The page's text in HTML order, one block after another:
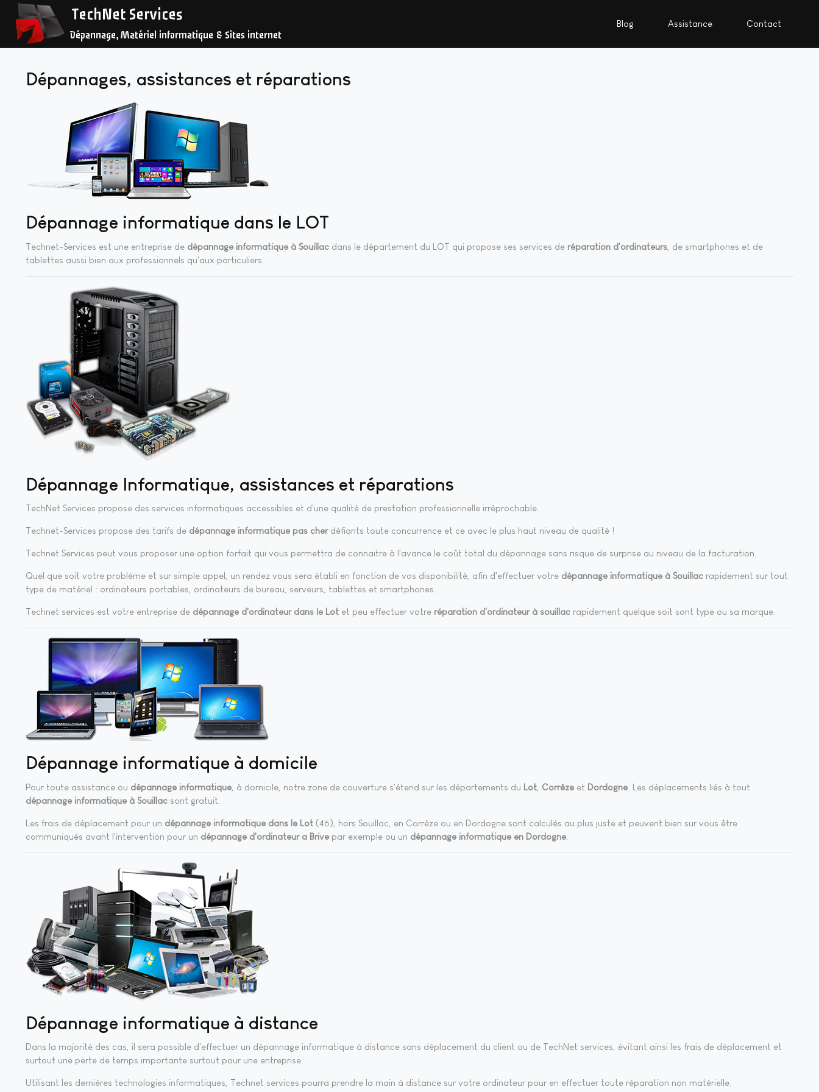
TechNet Services
Dépannage, Matériel informatique & Sites internet
Blog Assistance Contact
Dépannages, assistances et réparations
Dépannage informatique dans le LOT
Technet-Services est une entreprise de dépannage informatique à Souillac dans le département du LOT qui propose ses services de réparation d'ordinateurs , de smartphones et de
tablettes aussi bien aux professionnels qu'aux particuliers.
Dépannage Informatique, assistances et réparations
TechNet Services propose des services informatiques accessibles et d'une qualité de prestation professionnelle irréprochable.
Technet-Services propose des tarifs de dépannage informatique pas cherdéfiants toute concurrence et ce avec le plus haut niveau de qualité !
Technet Services peut vous proposer une option forfait qui vous permettra de connaitre à l'avance le coût total du dépannage sans risque de surprise au niveau de la facturation.
Quel que soit votre problème et sur simple appel, un rendez vous sera établi en fonction de vos disponibilité, afin d'effectuer votre dépannage informatique à Souillac rapidement sur tout
type de matériel : ordinateurs portables, ordinateurs de bureau, serveurs, tablettes et smartphones.
Technet services est votre entreprise de dépannage d'ordinateur dans le Lot et peu effectuer votre réparation d'ordinateur à souillac rapidement quelque soit sont type ou sa marque.
Dépannage informatique à domicile
Pour toute assistance ou dépannage informatique , à domicile, notre zone de couverture s'étend sur les départements du Lot Corrèze et Dordogne . Les déplacements liés à tout
dépannage informatique à Souillac sont gratuit.
Les frais de déplacement pour un dépannage informatique dans le Lot (46), hors Souillac, en Corrèze ou en Dordogne sont calculés au plus juste et peuvent bien sur vous être
communiqués avant l'intervention pour un dépannage d'ordinateur a Brive par exemple ou un dépannage informatique en Dordogne
Dépannage informatique à distance
Dans la majorité des cas, il sera possible d'effectuer un dépannage informatique à distance sans déplacement du client ou de TechNet services, évitant ainsi les frais de déplacement et
surtout une perte de temps importante surtout pour une entreprise.
Utilisant les dernières technologies informatiques, Technet services pourra prendre la main à distance sur votre ordinateur pour en effectuer toute réparation non matérielle.